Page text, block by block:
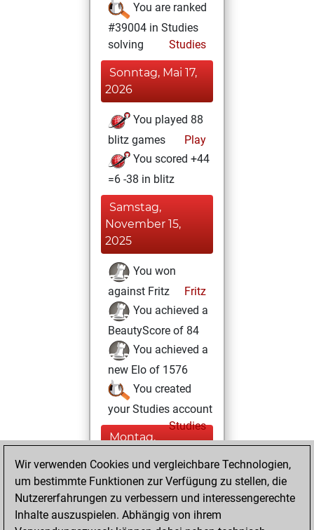
You are ranked
#39004 in Studies
solving
Studies
Sonntag, Mai 17,
2026
You played 88
blitz games
Play
You scored +44
=6 -38 in blitz
Samstag,
November 15,
2025
You won
against Fritz
Fritz
You achieved a
BeautyScore of 84
You achieved a
new Elo of 1576
You created
your Studies account
Studies
Montag,
You played 51
bullet games
Play
You scored +23
Wir verwenden Cookies und vergleichbare Technologien,
um bestimmte Funktionen zur Verfügung zu stellen, die
Nutzererfahrungen zu verbessern und interessengerechte
Inhalte auszuspielen. Abhängig von ihrem